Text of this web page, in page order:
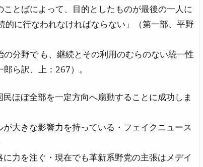
とばによって、目的としたものが最後の一人に
的に行なわれなければならない」（第一部、平野
の分野で も、継続とその利用のむらのない統一性
ら訳、上：267）。
ほぼ全部を一定方向へ扇動することに成功しま
大きな影響力を持っている・フェイクニュース
力を注ぐ・現在でも革新系野党の主張はメデイ